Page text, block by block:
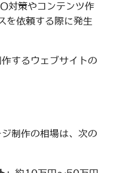
対策やコンテンツ作
を依頼する際に発生
するウェブサイトの
制作の相場は、次の